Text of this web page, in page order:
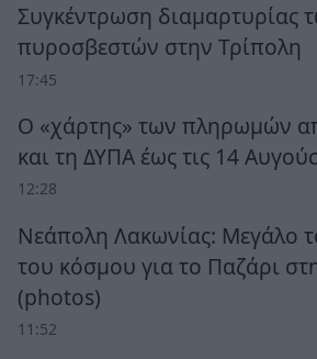
Συγκέντρωση διαμαρτυρίας
πυροσβεστών στην Τρίπολη
17:45
Ο «χάρτης» των πληρωμών
και τη ΔΥΠΑ έως τις 14
12:28
Νεάπολη Λακωνίας: Μεγάλο
του κόσμου για το Παζάρι
(photos)
11:52